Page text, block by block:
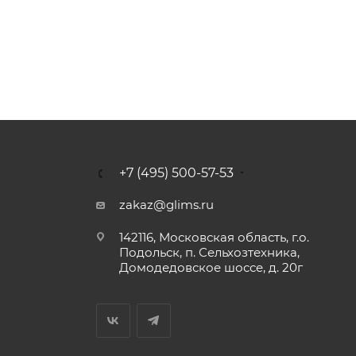
+7 (495) 500-57-53
zakaz@glims.ru
142116, Московская область, г.о.
Подольск, п. Сельхозтехника,
Домодедовское шоссе, д. 20г